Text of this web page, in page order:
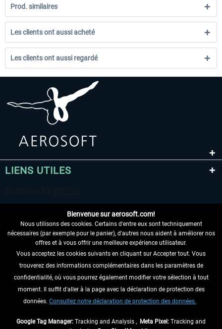
Prod. similaires
Les clients ont aussi acheté
Les clients ont aussi regardé
LIENS UTILES
RENONCER AU CONTRAT ICI
INFORMATIONS
NE MANQUEZ PAS LES DERNIÈRES
Bienvenue sur aerosoft.com!
Nous utilisons des cookies. Certains d'entre eux sont techniquement
nécessaires (par exemple pour le panier), d'autres nous aident à améliorer nos
offres et à vous offrir une meilleure expérience utilisateur.
Vous acceptez les cookies suivants en cliquant sur Accepter tout. Vous
trouverez des informations complémentaires dans les paramètres de
confidentialité, où vous pourrez également modifier votre sélection à tout
moment. Il suffit d'aller à la page avec la déclaration de protection des
données. Consultez notre déclaration de protection des données.
Google Tag Manager: Tracking and Analysis , Meta Pixel: Tracking and